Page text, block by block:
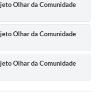
Olhar da Comunidade
Olhar da Comunidade
Olhar da Comunidade